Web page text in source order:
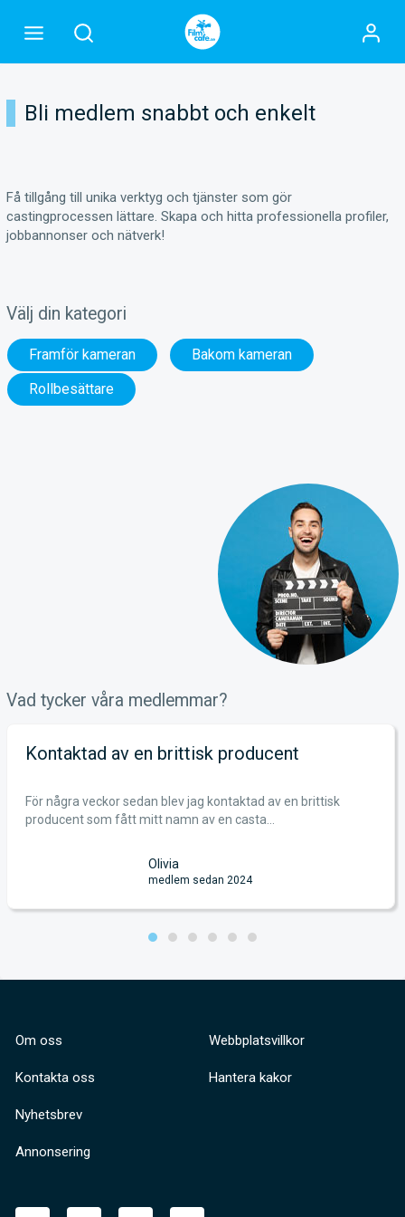
Bli medlem snabbt och enkelt
Få tillgång till unika verktyg och tjänster som gör
castingprocessen lättare. Skapa och hitta professionella profiler,
jobbannonser och nätverk!
Välj din kategori
Framför kameran
Bakom kameran
Rollbesättare
Vad tycker våra medlemmar?
brittisk producent
blev jag kontaktad av en brittisk
namn av en casta...
Enligt mig är
Om oss
Kontakta oss
Nyhetsbrev
Annonsering
Webbplatsvillkor
Hantera kakor